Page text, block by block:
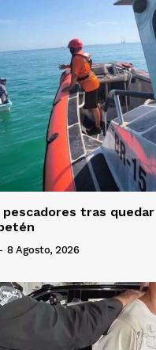
tras
- 8 Agosto, 2026